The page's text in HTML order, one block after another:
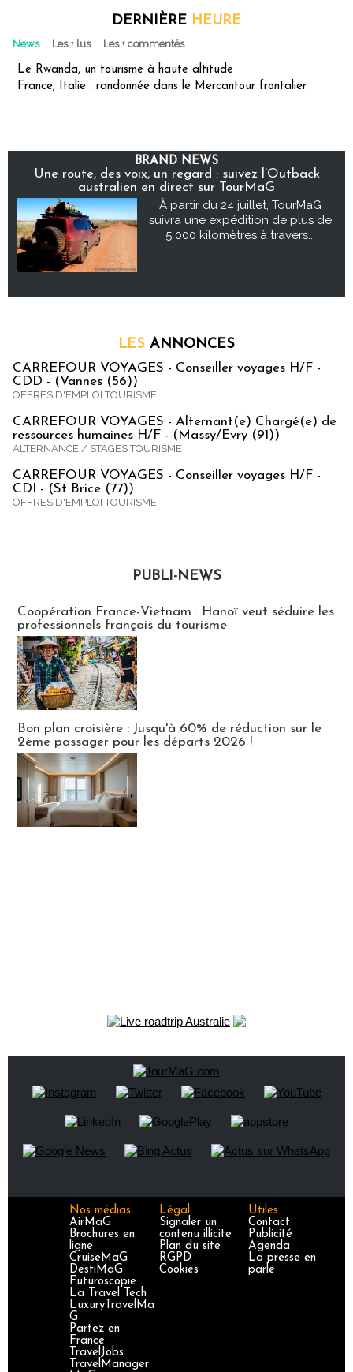
DERNIÈRE HEURE
News Les + lus Les + commentés
Le Rwanda, un tourisme à haute altitude
France, Italie : randonnée dans le Mercantour frontalier
BRAND NEWS
Une route, des voix, un regard : suivez l’Outback
australien en direct sur TourMaG
À partir du 24 juillet, TourMaG
suivra une expédition de plus de
5 000 kilomètres à travers...
LES ANNONCES
CARREFOUR VOYAGES - Conseiller voyages H/F -
CDD - (Vannes (56))
OFFRES D'EMPLOI TOURISME
CARREFOUR VOYAGES - Alternant(e) Chargé(e) de
ressources humaines H/F - (Massy/Evry (91))
ALTERNANCE / STAGES TOURISME
CARREFOUR VOYAGES - Conseiller voyages H/F -
CDI - (St Brice (77))
OFFRES D'EMPLOI TOURISME
PUBLI-NEWS
Coopération France-Vietnam : Hanoï veut séduire les
professionnels français du tourisme
Bon plan croisière : Jusqu'à 60% de réduction sur le
2ème passager pour les départs 2026 !
Nos médias
AirMaG
Brochures en
ligne
CruiseMaG
DestiMaG
Futuroscopie
La Travel Tech
LuxuryTravelMa
G
Partez en
France
TravelJobs
TravelManager
Légal
Signaler un
contenu illicite
Plan du site
RGPD
Cookies
Utiles
Contact
Publicité
Agenda
La presse en
parle